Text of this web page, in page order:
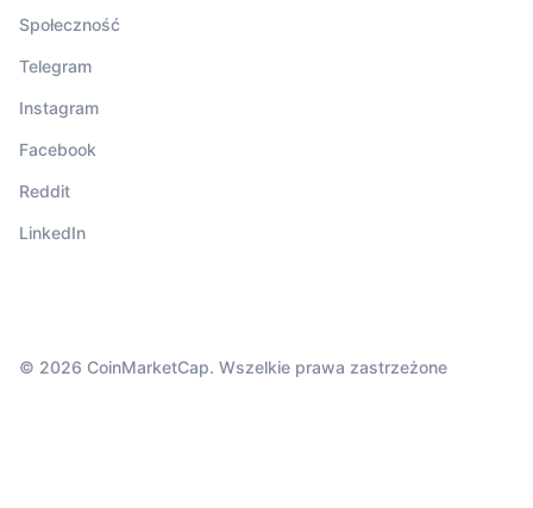
Społeczność
Telegram
Instagram
Facebook
Reddit
LinkedIn
© 2026 CoinMarketCap. Wszelkie prawa zastrzeżone